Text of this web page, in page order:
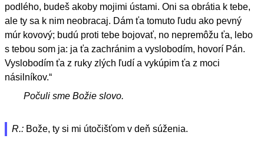
podlého, budeš akoby mojimi ústami. Oni sa obrátia k tebe,
ale ty sa k nim neobracaj. Dám ťa tomuto ľudu ako pevný
múr kovový; budú proti tebe bojovať, no nepremôžu ťa, lebo
s tebou som ja: ja ťa zachránim a vyslobodím, hovorí Pán.
Vyslobodím ťa z ruky zlých ľudí a vykúpim ťa z moci
násilníkov.“
Počuli sme Božie slovo.
R.: Bože, ty si mi útočišťom v deň súženia.